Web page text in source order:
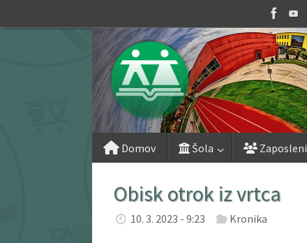
to
Skip
Domov Šola Zaposleni
Obisk otrok iz vrtca
10. 3. 2023 - 9:23 Kronika